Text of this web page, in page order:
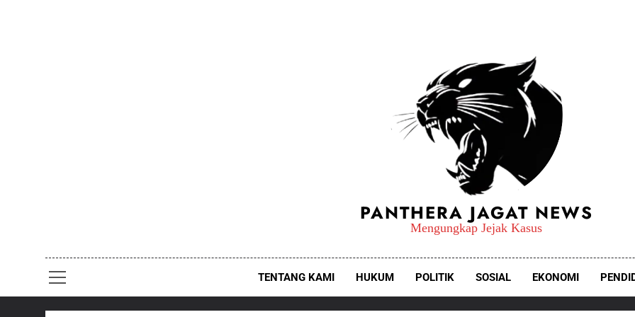
PANTHERA JAGAT NEWS
Mengungkap Jejak Kasus
TENTANG KAMI HUKUM POLITIK SOSIAL EKONOMI